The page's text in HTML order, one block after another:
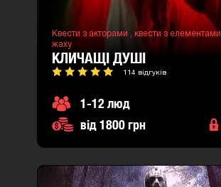
Квести з акторами ,
квести з елементами
жаху
КЛИЧАЩІ ДУШІ
114 відгуків
1-12 люд
від 1800 грн